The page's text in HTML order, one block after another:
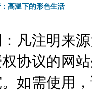
高温下的形色生活
凡注明来
协议的网
如需使用